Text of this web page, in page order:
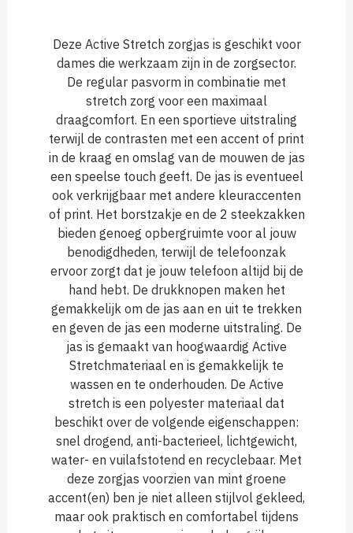
Deze Active Stretch zorgjas is geschikt voor
dames die werkzaam zijn in de zorgsector.
De regular pasvorm in combinatie met
stretch zorg voor een maximaal
draagcomfort. En een sportieve uitstraling
terwijl de contrasten met een accent of print
in de kraag en omslag van de mouwen de jas
een speelse touch geeft. De jas is eventueel
ook verkrijgbaar met andere kleuraccenten
of print. Het borstzakje en de 2 steekzakken
bieden genoeg opbergruimte voor al jouw
benodigdheden, terwijl de telefoonzak
ervoor zorgt dat je jouw telefoon altijd bij de
hand hebt. De drukknopen maken het
gemakkelijk om de jas aan en uit te trekken
en geven de jas een moderne uitstraling. De
jas is gemaakt van hoogwaardig Active
Stretchmateriaal en is gemakkelijk te
wassen en te onderhouden. De Active
stretch is een polyester materiaal dat
beschikt over de volgende eigenschappen:
snel drogend, anti-bacterieel, lichtgewicht,
water- en vuilafstotend en recyclebaar. Met
deze zorgjas voorzien van mint groene
accent(en) ben je niet alleen stijlvol gekleed,
maar ook praktisch en comfortabel tijdens